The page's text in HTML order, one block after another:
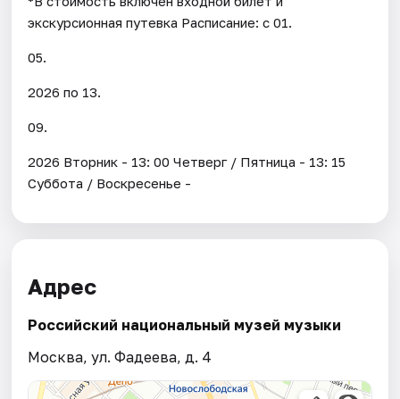
экскурсионная путевка Расписание: с 01.
05.
2026 по 13.
09.
2026 Вторник - 13: 00 Четверг / Пятница - 13: 15
Суббота / Воскресенье -
Адрес
Российский национальный музей музыки
Москва, ул. Фадеева, д. 4